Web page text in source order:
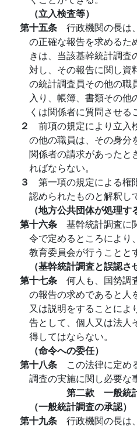
（立入検査等）
第十五条 行政機関の長は
の正確な報告を求めるた
きは、当該基幹統計調査
対し、その報告に関し資
の統計調査員その他の職
入り、帳簿、書類その他
くは関係者に質問させる
２ 前項の規定により立入
の他の職員は、その身分
関係者の請求があったと
ればならない。
３ 第一項の規定による権
認められたものと解釈し
（地方公共団体が処理す
第十六条 基幹統計調査に
令で定めるところにより
教育委員会が行うことと
（基幹統計調査と誤認さ
第十七条 何人も、国勢調
の報告の求めであると人
又は説明をすることによ
告として、個人又は法人
得してはならない。
（命令への委任）
第十八条 この法律に定め
調査の実施に関し必要な
第二款 一般統
（一般統計調査の承認）
第十九条 行政機関の長は